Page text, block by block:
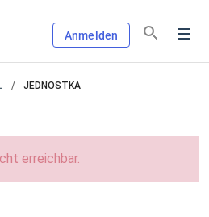
Anmelden
JEDNOSTKA
erreichbar.